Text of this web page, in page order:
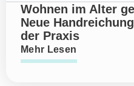
Wohnen im Alter
Neue
der Praxis
Mehr Lesen